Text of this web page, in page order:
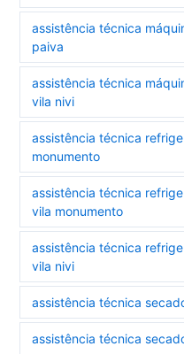
assistência técnica
paiva
assistência técnica
vila nivi
assistência técnica
monumento
assistência técnica
vila monumento
assistência técnica
vila nivi
assistência técnica
assistência técnica